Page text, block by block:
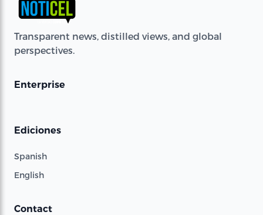
Transparent news, distilled views, and global
perspectives.
Enterprise
Ediciones
Spanish
English
Contact